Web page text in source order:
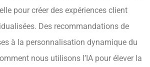
pour créer des expériences client
Des recommandations de
à la personnalisation dynamique du
nous utilisons l’IA pour élever la